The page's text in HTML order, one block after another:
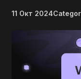
11 Окт 2024